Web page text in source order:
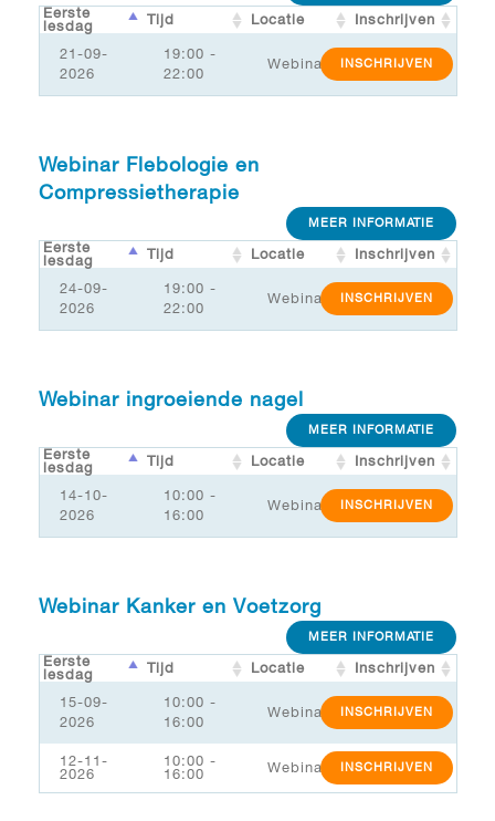
Eerste
lesdag
Tijd Locatie Inschrijven
21-09-
2026
19:00 -
22:00
Webinar INSCHRIJVEN
Webinar Flebologie en
Compressietherapie
MEER INFORMATIE
Eerste
lesdag
Tijd Locatie Inschrijven
24-09-
2026
19:00 -
22:00
Webinar INSCHRIJVEN
Webinar ingroeiende nagel
MEER INFORMATIE
Eerste
lesdag
Tijd Locatie Inschrijven
14-10-
2026
10:00 -
16:00
Webinar INSCHRIJVEN
Webinar Kanker en Voetzorg
MEER INFORMATIE
Eerste
lesdag
Tijd Locatie Inschrijven
15-09-
2026
10:00 -
16:00
Webinar INSCHRIJVEN
12-11-
2026
10:00 -
16:00
Webinar INSCHRIJVEN